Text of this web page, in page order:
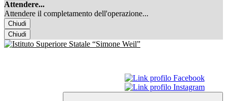
Attendere...
Attendere il completamento dell'operazione...
Chiudi
Chiudi